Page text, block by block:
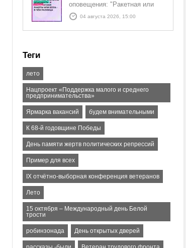
оповещения: "Ракетная или
БПЛА опасность" и "Угроза
атаки ракеты или БПЛА"
04 августа 2026, 15:00
Теги
лето
Нацпроект «Поддержка малого и среднего
предпринимательства»
Ярмарка вакансий будем внимательными
К 68-й годовщине Победы
День памяти жертв политических репрессий
Пример для всех
IX отчётно-выборная конференция ветеранов
Лето
15 октября – Международный день Белой
трости
робинзонада День открытых дверей